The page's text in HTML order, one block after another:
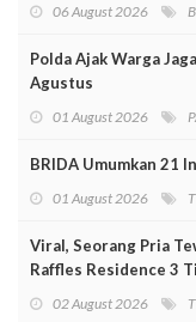
06 August 2026
Polda Ajak Warga
Agustus
01 August 2026
BRIDA Umumkan 21
01 August 2026
Viral, Seorang Pria
Raffles Residence 3
02 August 2026